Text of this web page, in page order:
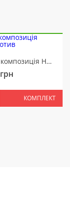
Квіткова композиція Ніжний мотив
грн
КОМПЛЕКТ